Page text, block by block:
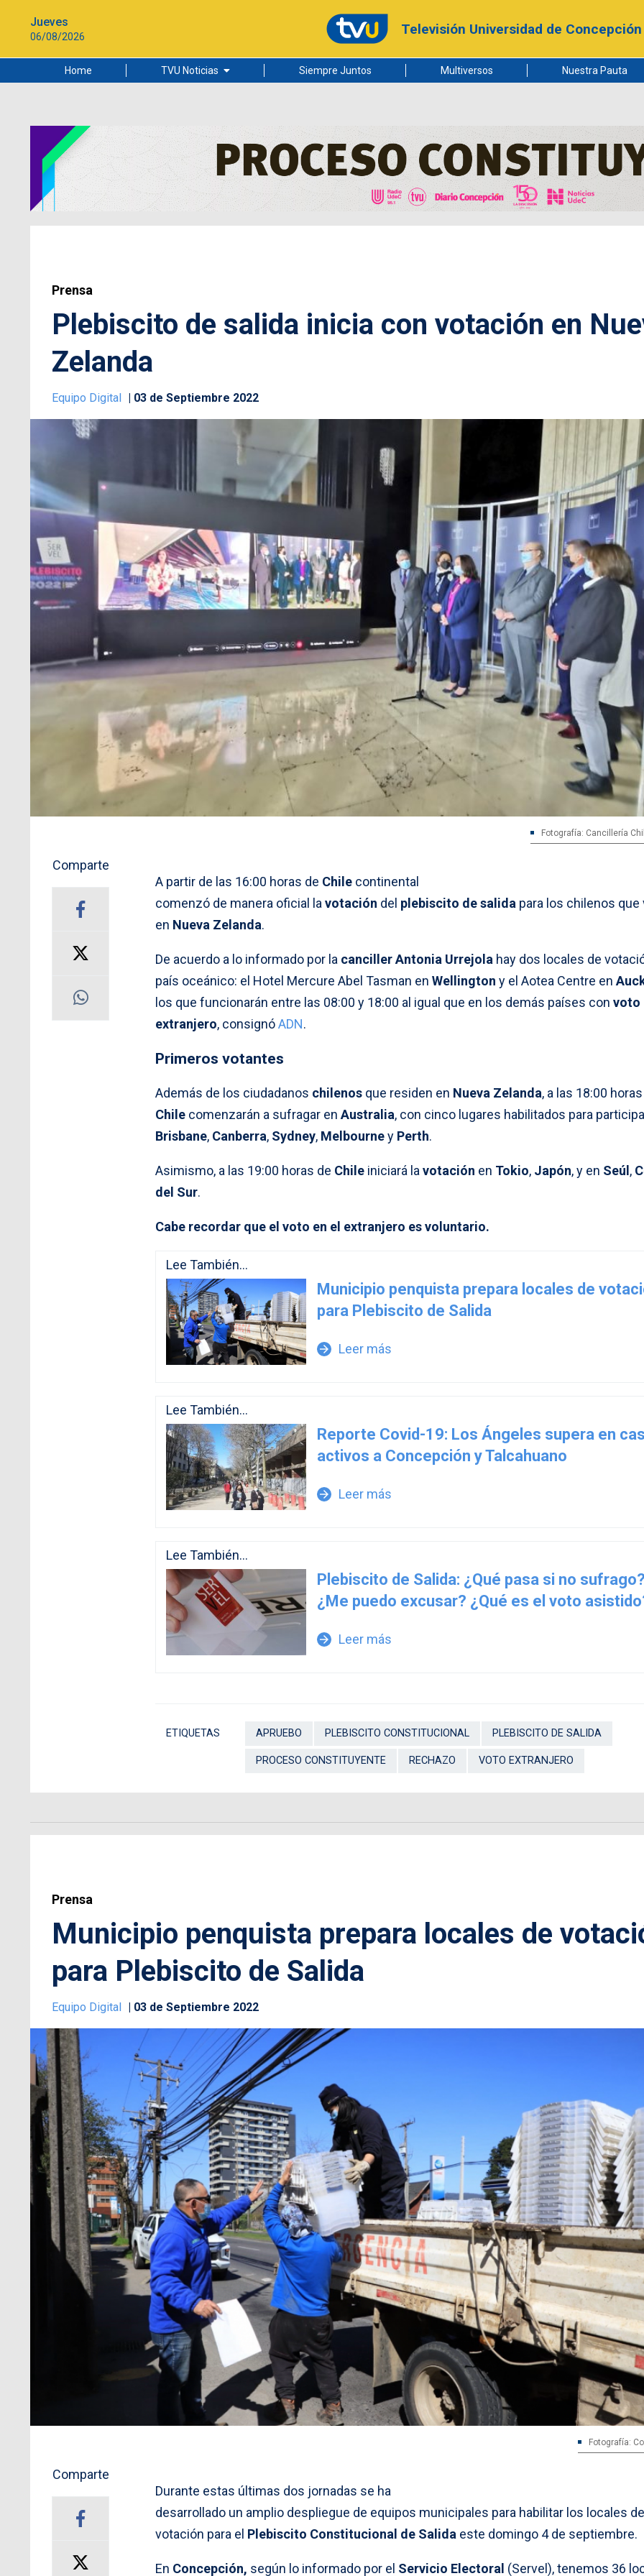
Jueves
06/08/2026 Televisión Universidad de Concepción
Home TVU Noticias
Ciudad
Cultura
Universidad de Concepción
Siempre Juntos Multiversos Nuestra Pauta
Prensa
Plebiscito de salida inicia con votación en
Zelanda
Equipo Digital 03 de Septiembre 2022
Fotografía: Cancillería
Comparte
A partir de las 16:00 horas de Chile continental
comenzó de manera oficial la votación del plebiscito de salida para los chilenos que
en Nueva Zelanda.
De acuerdo a lo informado por la canciller Antonia Urrejola hay dos locales de
país oceánico: el Hotel Mercure Abel Tasman en Wellington y el Aotea Centre en
los que funcionarán entre las 08:00 y 18:00 al igual que en los demás países con voto
extranjero, consignóADN.
Primeros votantes
Además de los ciudadanos chilenos que residen en Nueva Zelanda, a las 18:00
Chile comenzarán a sufragar en Australia, con cinco lugares habilitados para
Brisbane, Canberra, Sydney, Melbourney Perth.
Asimismo, a las 19:00 horas de Chile iniciará la votación en Tokio, Japón, y en Seúl,
del Sur.
Cabe recordar que el voto en el extranjero es voluntario.
Lee También...
Municipio penquista prepara locales de
para Plebiscito de Salida
arrow_forward Leer más
Lee También...
Reporte Covid-19: Los Ángeles supera en
activos a Concepción y Talcahuano
arrow_forward Leer más
Lee También...
Plebiscito de Salida: ¿Qué pasa si no sufrago?
¿Me puedo excusar? ¿Qué es el voto
arrow_forward Leer más
ETIQUETAS APRUEBO PLEBISCITO CONSTITUCIONAL PLEBISCITO DE SALIDA
PROCESO CONSTITUYENTE RECHAZO VOTO EXTRANJERO
Prensa
Municipio penquista prepara locales de
para Plebiscito de Salida
Equipo Digital 03 de Septiembre 2022
Fotografía:
Comparte
Durante estas últimas dos jornadas se ha
desarrollado un amplio despliegue de equipos municipales para habilitar los locales de
votación para el Plebiscito Constitucional de Salida este domingo 4 de septiembre.
En Concepción, según lo informado por el Servicio Electoral (Servel), tenemos 36